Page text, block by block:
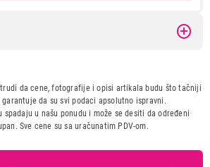
DASKA ZA PEGLANJE
CTC - UNIT d.o.o.
Ukrajina
Zagarantovana sva prava
trudi da cene, fotografije i opisi artikala budu što tačniji
da su svi podaci apsolutno ispravni.
u našu ponudu i može se desiti da određeni
Sve cene su sa uračunatim PDV-om.